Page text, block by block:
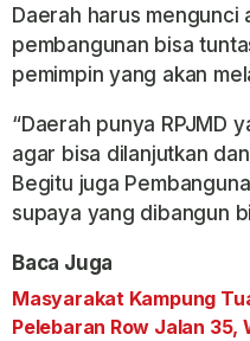
Daerah harus
pembangunan bisa
pemimpin yang akan
“Daerah punya RPJMD
agar bisa dilanjutkan
Begitu juga
supaya yang dibangun
Baca Juga
Masyarakat Kampung
Pelebaran Row Jalan 35,